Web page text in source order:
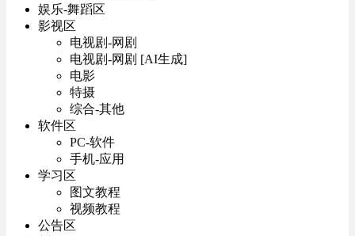
娱乐-舞蹈区
影视区
电视剧-网剧
电视剧-网剧 [AI生成]
电影
特摄
综合-其他
软件区
PC-软件
手机-应用
学习区
图文教程
视频教程
公告区